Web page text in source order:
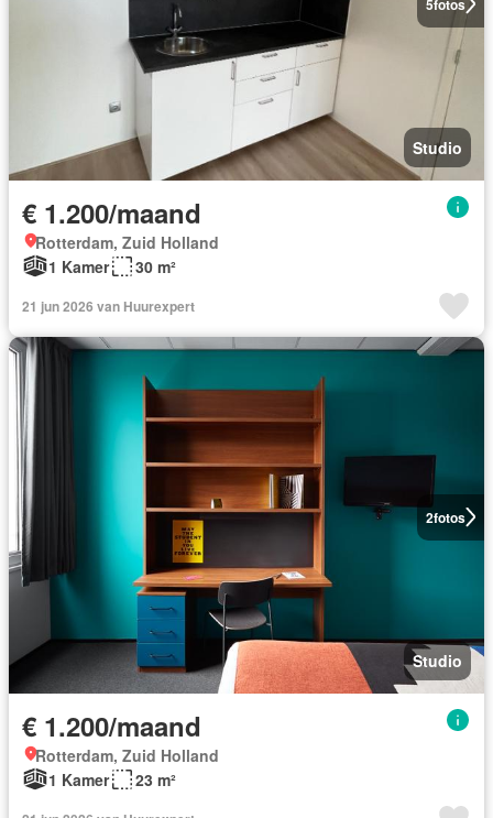
5fotos
Studio
€ 1.200/maand
Rotterdam, Zuid Holland
1 Kamer
30 m²
21 jun 2026 van Huurexpert
2fotos
Studio
€ 1.200/maand
Rotterdam, Zuid Holland
1 Kamer
23 m²